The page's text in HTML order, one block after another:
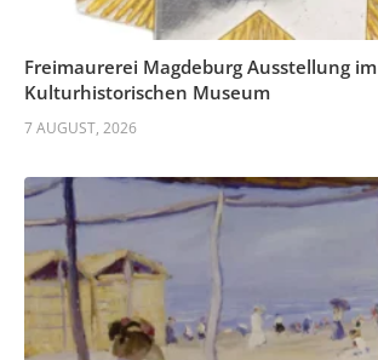
Freimaurerei Magdeburg Ausstellung im
Kulturhistorischen Museum
7 AUGUST, 2026